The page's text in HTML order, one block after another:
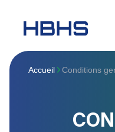
Accueil Conditions